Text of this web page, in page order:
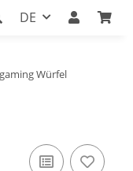
DE
Würfel